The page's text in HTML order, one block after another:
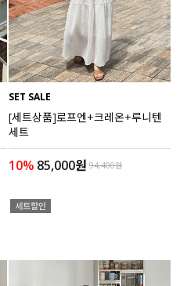
SET SALE
[세트상품]로프엔+크레온+루니텐
세트
10% 85,000원 94,400원